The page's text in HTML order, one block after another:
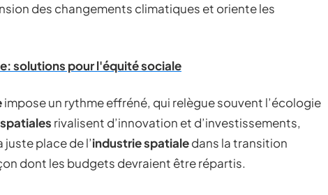
des changements climatiques et oriente les
solutions pour l'équité sociale
impose un rythme effréné, qui relègue souvent l’écologie
rivalisent d’innovation et d’investissements,
place de l’industrie spatialedans la transition
dont les budgets devraient être répartis.